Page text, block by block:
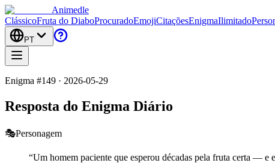
Animedle
ClássicoFruta do DiaboProcuradoEmojiCitaçõesEnigmaIlimitado
PT
Enigma #149 · 2026-05-29
Resposta do Enigma Diário
🎭Personagem
“Um homem paciente que esperou décadas pela fruta certa — e